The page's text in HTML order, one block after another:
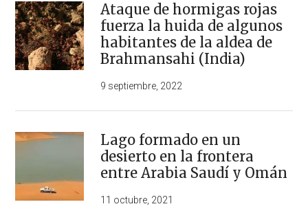
Ataque de hormigas rojas
fuerza la huida de algunos
habitantes de la aldea de
Brahmansahi (India)
9 septiembre, 2022
Lago formado en un
desierto en la frontera
entre Arabia Saudí y Omán
11 octubre, 2021